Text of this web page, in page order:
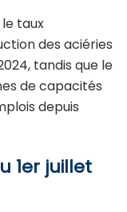
taux
des aciéries
tandis que le
de capacités
depuis
1er juillet